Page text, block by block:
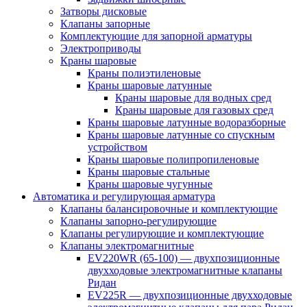
Затворы дисковые
Клапаны запорные
Комплектующие для запорной арматуры
Электроприводы
Краны шаровые
Краны полиэтиленовые
Краны шаровые латунные
Краны шаровые для водных сред
Краны шаровые для газовых сред
Краны шаровые латунные водоразборные
Краны шаровые латунные со спускным
устройством
Краны шаровые полипропиленовые
Краны шаровые стальные
Краны шаровые чугунные
Автоматика и регулирующая арматура
Клапаны балансировочные и комплектующие
Клапаны запорно-регулирующие
Клапаны регулирующие и комплектующие
Клапаны электромагнитные
EV220WR (65-100) — двухпозиционные
двухходовые электромагнитные клапаны
Ридан
EV225R — двухпозиционные двухходовые